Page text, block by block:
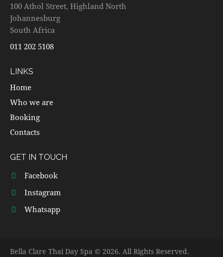
100 Athol Street, Highland North
Johannesburg
South Africa
011 202 5108
LINKS
Home
Who we are
Booking
Contacts
GET IN TOUCH
Facebook
Instagram
Whatsapp
Bella Clare Thai Day Spa © 2026. All Rights Reserved.